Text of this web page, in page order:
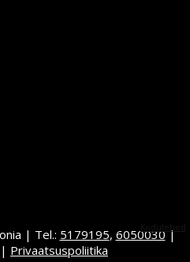
| Tel.: 5179195, 6050030 |
| Privaatsuspoliitika